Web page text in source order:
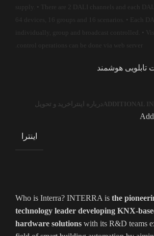
supply. • There are 2 DALI channels and each
64 devices, 16 groups and 16 scenarios. • Each
individually, group and broadcast controlled. •
control operations can be done via web server.
تابلویی هوشمند
ADDITIONAL درباره اینترا خرید و تحویل
اینترا
Who is Interra? INTERRA is the
technology leader developing KNX-
hardware solutions with its R&D teams